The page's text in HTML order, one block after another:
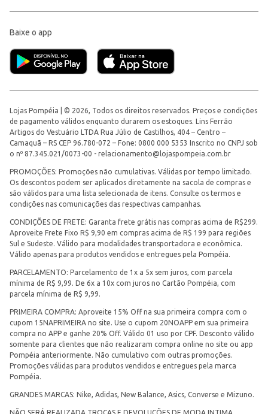
Baixe o app
Lojas Pompéia | © 2026, Todos os direitos reservados. Preços e condições
de pagamento válidos enquanto durarem os estoques. Lins Ferrão
Artigos do Vestuário LTDA Rua Júlio de Castilhos, 404 – Centro –
Camaquã – RS CEP 96.780-072 – Fone: 0800 000 5353 Inscrito no CNPJ sob
o nº 87.345.021/0073-00 - relacionamento@lojaspompeia.com.br
PROMOÇÕES: Promoções não cumulativas. Válidas por tempo limitado.
Os descontos podem ser aplicados diretamente na sacola de compras e
são válidos para uma lista selecionada de itens. Consulte os termos e
condições nas comunicações das respectivas campanhas.
CONDIÇÕES DE FRETE: Garanta frete grátis nas compras acima de R$299.
Aproveite Frete Fixo R$ 9,90 em compras acima de R$ 199 para regiões
Sul e Sudeste. Válido para modalidades transportadora e econômica.
Válido apenas para produtos vendidos e entregues pela Pompéia.
PARCELAMENTO: Parcelamento de 1x a 5x sem juros, com parcela
mínima de R$ 9,99. De 6x a 10x com juros no Cartão Pompéia, com
parcela mínima de R$ 9,99.
PRIMEIRA COMPRA: Aproveite 15% Off na sua primeira compra com o
cupom 15NAPRIMEIRA no site. Use o cupom 20NOAPP em sua primeira
compra no APP e ganhe 20% Off. Válido 01 uso por CPF. Desconto válido
somente para clientes que não realizaram compra online no site ou app
Pompéia anteriormente. Não cumulativo com outras promoções.
Promoções válidas para produtos vendidos e entregues pela marca
Pompéia.
GRANDES MARCAS: Nike, Adidas, New Balance, Asics, Converse e Mizuno.